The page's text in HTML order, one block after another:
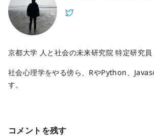
京都大学 人と社会の未来研究院 特定研究員
社会心理学をやる傍ら、RやPython、
す。
コメントを残す